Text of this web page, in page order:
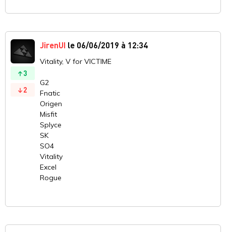
3
2
JirenUI le 06/06/2019 à 12:34
Vitality, V for VICTIME
G2
Fnatic
Origen
Misfit
Splyce
SK
SO4
Vitality
Excel
Rogue